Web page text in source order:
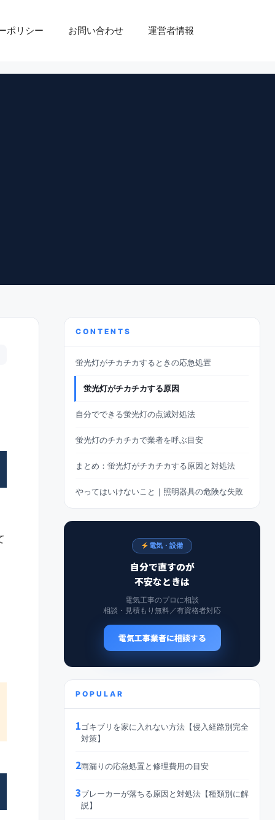
ポリシー お問い合わせ 運営者情報
CONTENTS
蛍光灯がチカチカするときの応急処置
蛍光灯がチカチカする原因
自分でできる蛍光灯の点滅対処法
蛍光灯のチカチカで業者を呼ぶ目安
まとめ：蛍光灯がチカチカする原因と対処法
やってはいけないこと｜照明器具の危険な失敗
電気・設備
自分で直すのが
不安なときは
電気工事のプロに相談
相談・見積もり無料／有資格者対応
電気工事業者に相談する
POPULAR
1ゴキブリを家に入れない方法【侵入経路別完全
対策】
2雨漏りの応急処置と修理費用の目安
3ブレーカーが落ちる原因と対処法【種類別に解
説】